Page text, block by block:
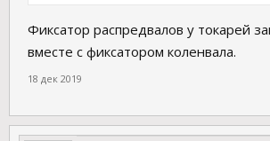
Фиксатор распредвалов у токарей
вместе с фиксатором коленвала.
18 дек 2019